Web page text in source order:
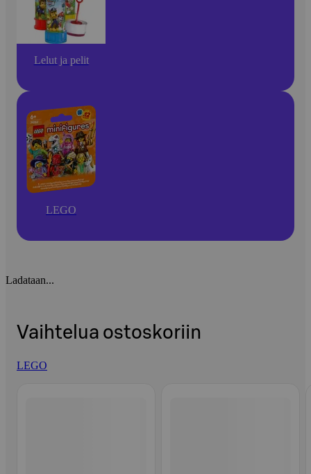
Lelut ja pelit
LEGO
Ladataan...
Vaihtelua ostoskoriin
LEGO